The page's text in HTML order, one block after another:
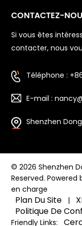
CONTACTEZ-
Si vous êtes
contacter, nous
Téléphone :
E-mail :
Shenzhen
© 2026 Shenzhen
Reserved.
en charge
Plan Du Site |
Politique De
Friendly Links: